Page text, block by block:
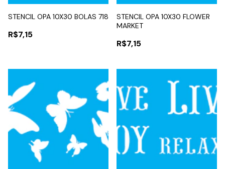
STENCIL OPA 10X30 BOLAS 718
R$7,15
STENCIL OPA 10X30 FLOWER
MARKET
R$7,15